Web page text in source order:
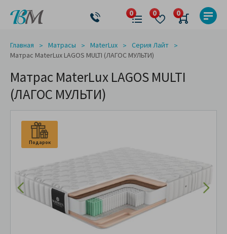
Главная Матрасы MaterLux
Серия Лайт
Матрас MaterLux LAGOS MULTI (ЛАГОС МУЛЬТИ)
Матрас MaterLux LAGOS MULTI
(ЛАГОС МУЛЬТИ)
Подарок